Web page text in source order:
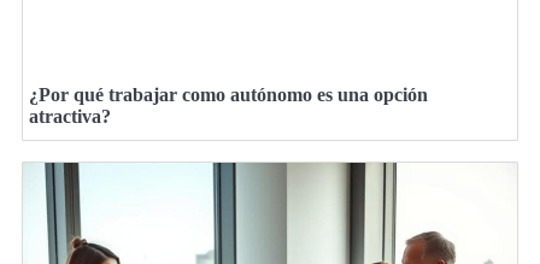
¿Por qué trabajar como autónomo es una opción
atractiva?